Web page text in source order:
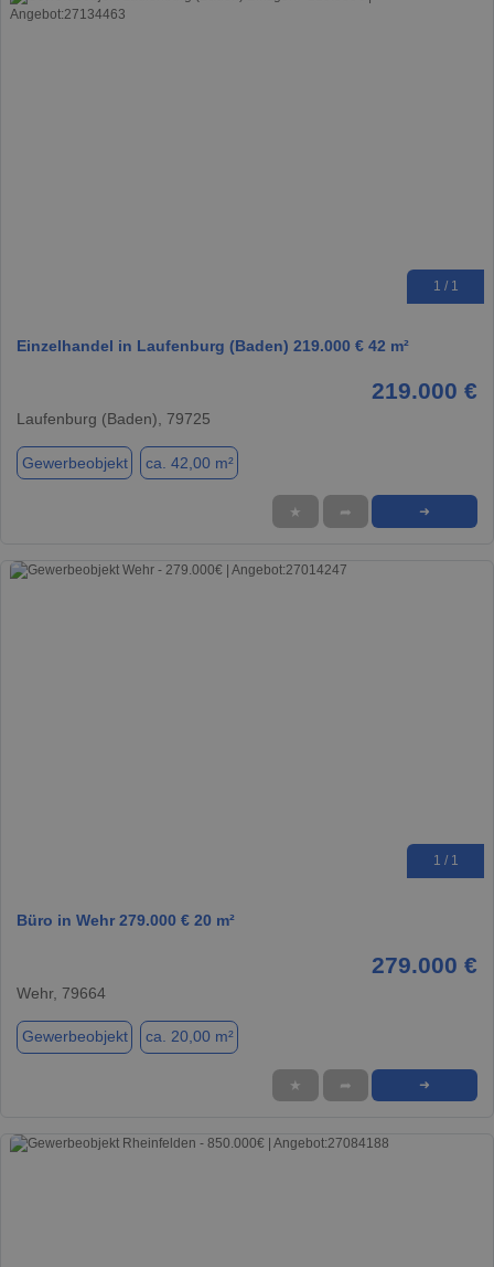
1 / 1
Einzelhandel in Laufenburg (Baden) 219.000 € 42 m²
219.000 €
Laufenburg (Baden), 79725
Gewerbeobjekt ca. 42,00 m²
★ ➦ ➜
1 / 1
Büro in Wehr 279.000 € 20 m²
279.000 €
Wehr, 79664
Gewerbeobjekt ca. 20,00 m²
★ ➦ ➜